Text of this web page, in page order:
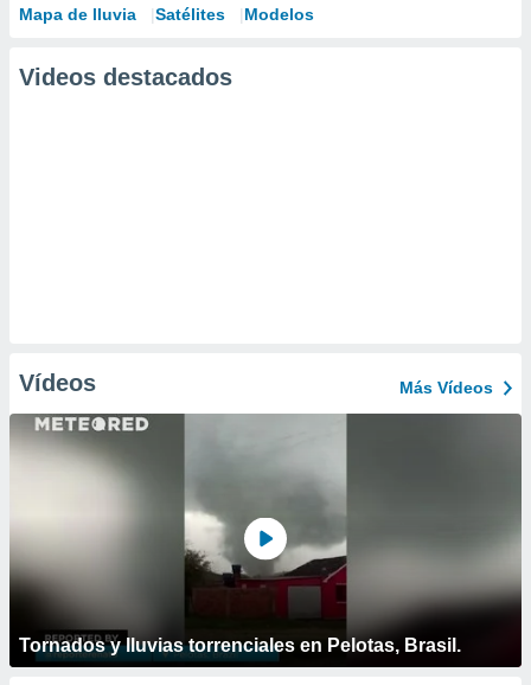
Mapa de lluvia Satélites Modelos
Videos destacados
Vídeos Más Vídeos
Tornados y lluvias torrenciales en Pelotas, Brasil.